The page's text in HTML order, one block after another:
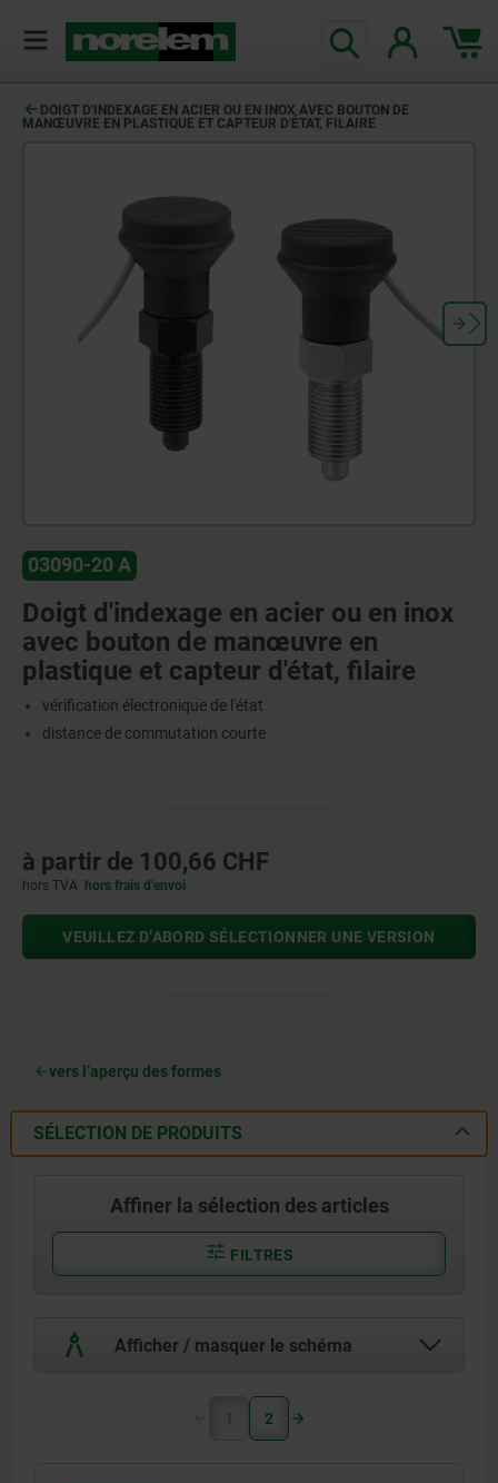
DOIGT D'INDEXAGE EN ACIER OU EN INOX AVEC BOUTON DE
MANŒUVRE EN PLASTIQUE ET CAPTEUR D'ÉTAT, FILAIRE
03090-20 A
Doigt d'indexage en acier ou en inox
avec bouton de manœuvre en
plastique et capteur d'état, filaire
vérification électronique de l'état
distance de commutation courte
à partir de 100,66 CHF
hors TVA hors frais d’envoi
VEUILLEZ D’ABORD SÉLECTIONNER UNE VERSION
vers l’aperçu des formes
SÉLECTION DE PRODUITS
Affiner la sélection des articles
FILTRES
Afficher / masquer le schéma
1 2